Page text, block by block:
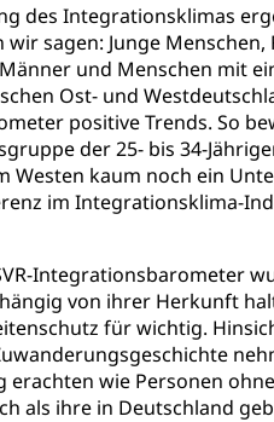
des Integrationsklimas
wir sagen: Junge
und Menschen mit
Ost- und
positive Trends. So
der 25- bis 34-
Westen kaum noch ein
im Integrationsklima-
Integrationsbarometer
von ihrer Herkunft
für wichtig.
erachten wie Personen
als ihre in Deutschland